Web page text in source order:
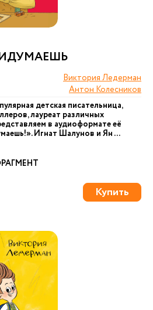
Виктория Ледерман
Антон Колесников
детская писательница,
лауреат различных
в аудиоформате её
Игнат Шалунов и Ян ...
Купить